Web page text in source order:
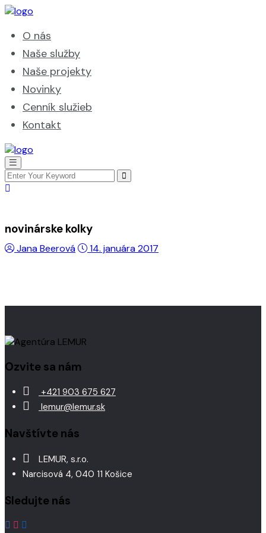
O nás
Naše služby
Naše projekty
Novinky
Cenník služieb
Kontakt
Jana Beerová 14. januára 2017
novinárske kolky
Ozvite sa nám
+421 903 675 627
lemur@lemur.sk
Navštívte nás
LEMUR, s.r.o.
Narcisová 4, 040 11 Košice
Sledujte nás